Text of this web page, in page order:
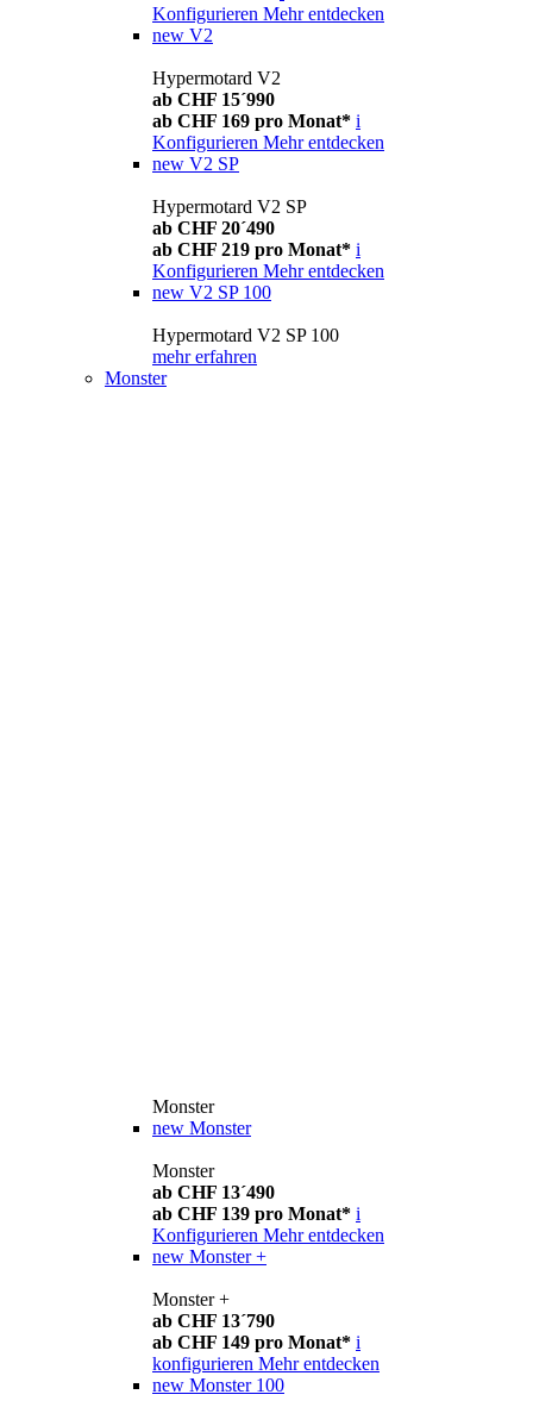
Konfigurieren Mehr entdecken
new V2
Hypermotard V2
ab CHF 15´990
ab CHF 169 pro Monat* i
Konfigurieren Mehr entdecken
new V2 SP
Hypermotard V2 SP
ab CHF 20´490
ab CHF 219 pro Monat* i
Konfigurieren Mehr entdecken
new V2 SP 100
Hypermotard V2 SP 100
mehr erfahren
Monster
Monster
new Monster
Monster
ab CHF 13´490
ab CHF 139 pro Monat* i
Konfigurieren Mehr entdecken
new Monster +
Monster +
ab CHF 13´790
ab CHF 149 pro Monat* i
konfigurieren Mehr entdecken
new Monster 100